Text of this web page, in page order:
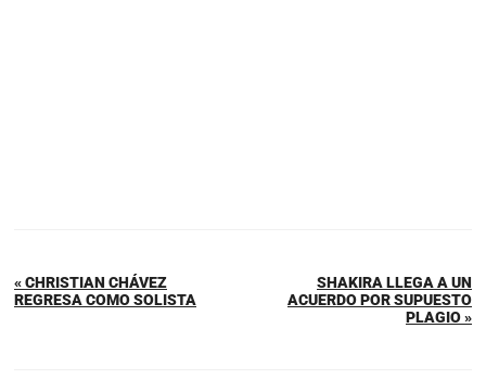
« CHRISTIAN CHÁVEZ
REGRESA COMO SOLISTA
SHAKIRA LLEGA A UN
ACUERDO POR SUPUESTO
PLAGIO »